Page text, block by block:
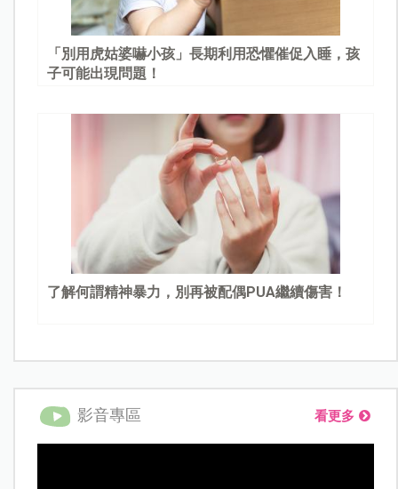
「別用虎姑婆嚇小孩」長期利用恐懼催促入睡，孩
子可能出現問題！
了解何謂精神暴力，別再被配偶PUA繼續傷害！
影音專區 看更多